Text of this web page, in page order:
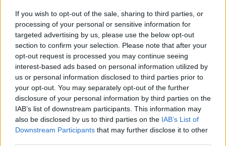
If you wish to opt-out of the sale, sharing to third parties, or
processing of your personal or sensitive information for
targeted advertising by us, please use the below opt-out
section to confirm your selection. Please note that after your
opt-out request is processed you may continue seeing
interest-based ads based on personal information utilized by
us or personal information disclosed to third parties prior to
your opt-out. You may separately opt-out of the further
disclosure of your personal information by third parties on the
IAB’s list of downstream participants. This information may
also be disclosed by us to third parties on the IAB’s List of
Downstream Participants that may further disclose it to other
Kostas (@kostas-2)
Member
7 Σεπτεμβρίου 2019 17:18
#109883
Η πυρηνική ενέργεια είναι η πιο φιλική προς το περιβάλλον.
Φυσικά μιλάμε για αντιδραστήρες σύγχρονης τεχνολογίας
Ηλιακή και αιολική ενέργεια είναι πολύ ακριβή και καθόλου
φιλική εάν αναλογιστεί κανείς τι απαιτείται για την κατασκευή
τους και για την διαχείριση της διακοπτόμενης παροχής
ενέργειας (μπαταρίες ή πετρέλαιο για βράδυ- χειμώνα-μέρες
χωρίς αέρα)
Δυστυχώς υπάρχουν πολλές λανθασμένες αντιλήψεις στο κοινό